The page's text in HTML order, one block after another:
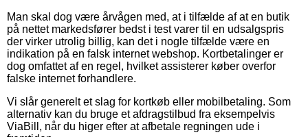
Man skal dog være årvågen med, at i tilfælde af at en butik
på nettet markedsfører bedst i test varer til en udsalgspris
der virker utrolig billig, kan det i nogle tilfælde være en
indikation på en falsk internet webshop. Kortbetalinger er
dog omfattet af en regel, hvilket assisterer køber overfor
falske internet forhandlere.
Vi slår generelt et slag for kortkøb eller mobilbetaling. Som
alternativ kan du bruge et afdragstilbud fra eksempelvis
ViaBill, når du higer efter at afbetale regningen ude i